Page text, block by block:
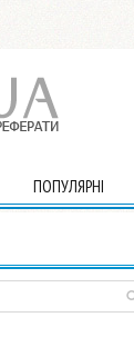
ПОПУЛЯРНІ